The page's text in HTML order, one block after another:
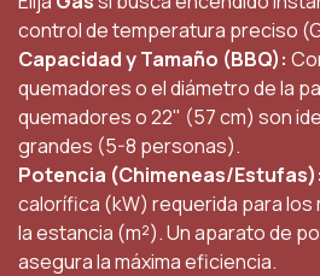
control de temperatura preciso
Capacidad y Tamaño (BBQ):
quemadores o el diámetro de la
quemadores o 22" (57 cm) son
grandes (5-8 personas).
Potencia (Chimeneas/Estufas):
calorífica (kW) requerida para
la estancia (m²). Un aparato de
asegura la máxima eficiencia.